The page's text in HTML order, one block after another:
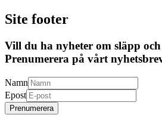
Site footer
Vill du ha nyheter om släpp
Prenumerera på vårt
Namn
Epost
Prenumerera